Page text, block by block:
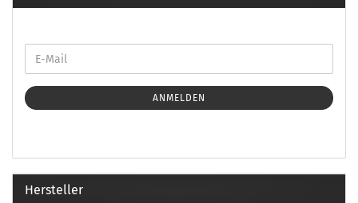
ANMELDEN
Hersteller